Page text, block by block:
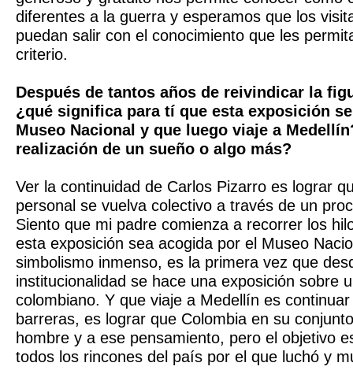
diferentes a la guerra y esperamos que los
puedan salir con el conocimiento que les
criterio.
Después de tantos años de reivindicar la
¿qué significa para tí que esta exposición
Museo Nacional y que luego viaje a
realización de un sueño o algo más?
Ver la continuidad de Carlos Pizarro es lograr
personal se vuelva colectivo a través de un
Siento que mi padre comienza a recorrer los
esta exposición sea acogida por el Museo
simbolismo inmenso, es la primera vez que
institucionalidad se hace una exposición sobre
colombiano. Y que viaje a Medellín es
barreras, es lograr que Colombia en su
hombre y a ese pensamiento, pero el objetivo
todos los rincones del país por el que luchó y